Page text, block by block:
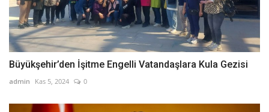
Büyükşehir’den İşitme Engelli Vatandaşlara Kula Gezisi
admin Kas 5, 2024 0